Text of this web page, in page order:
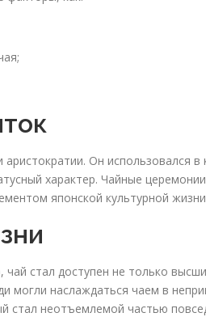
Он использовался в
характер. Чайные
японской культурной
чай стал доступен не только
наслаждаться чаем в
стал неотъемлемой частью